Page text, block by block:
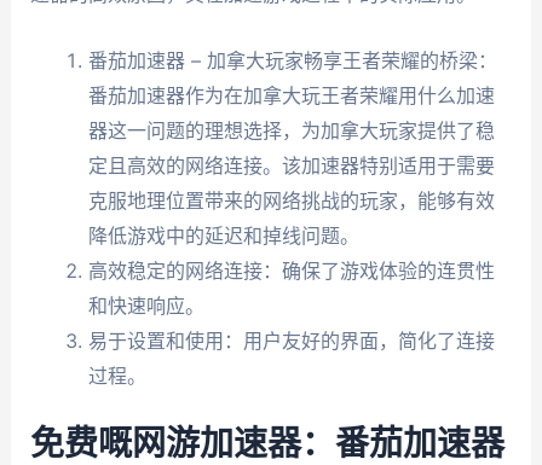
番茄加速器 – 加拿大玩家畅享王者荣耀的桥梁：
番茄加速器作为在加拿大玩王者荣耀用什么加速
器这一问题的理想选择，为加拿大玩家提供了稳
定且高效的网络连接。该加速器特别适用于需要
克服地理位置带来的网络挑战的玩家，能够有效
降低游戏中的延迟和掉线问题。
高效稳定的网络连接：确保了游戏体验的连贯性
和快速响应。
易于设置和使用：用户友好的界面，简化了连接
过程。
免费嘅网游加速器：番茄加速器